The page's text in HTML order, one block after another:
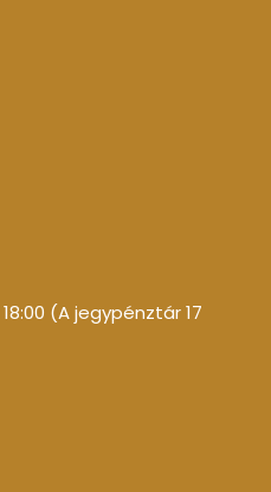
18:00 (A jegypénztár 17